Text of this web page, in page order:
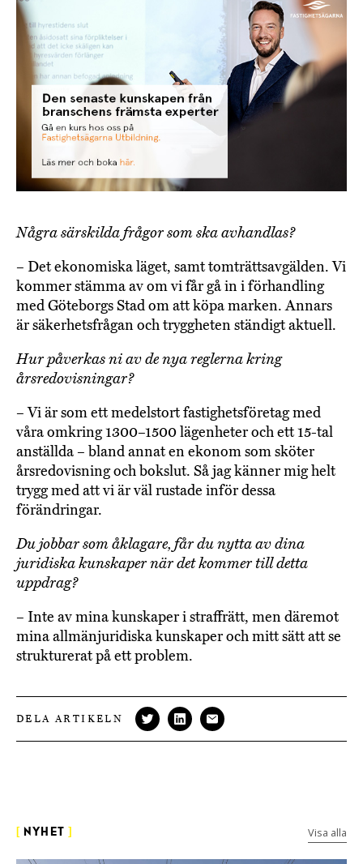
Några särskilda frågor som ska avhandlas?
– Det ekonomiska läget, samt tomträttsavgälden. Vi
kommer stämma av om vi får gå in i förhandling
med Göteborgs Stad om att köpa marken. Annars
är säkerhetsfrågan och tryggheten ständigt aktuell.
Hur påverkas ni av de nya reglerna kring
årsredovisningar?
– Vi är som ett medelstort fastighetsföretag med
våra omkring 1300–1500 lägenheter och ett 15-tal
anställda – bland annat en ekonom som sköter
årsredovisning och bokslut. Så jag känner mig helt
trygg med att vi är väl rustade inför dessa
förändringar.
Du jobbar som åklagare, får du nytta av dina
juridiska kunskaper när det kommer till detta
uppdrag?
– Inte av mina kunskaper i straffrätt, men däremot
mina allmänjuridiska kunskaper och mitt sätt att se
strukturerat på ett problem.
DELA ARTIKELN
NYHET Visa alla